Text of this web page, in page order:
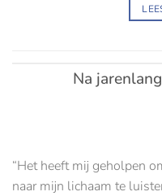
Na
“Het heeft mij geholpen
naar mijn lichaam te